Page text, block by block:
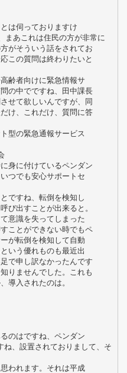
は伺っておりますけ
まあこれは住民の方が非常に
がそういう話をされてお
この質問は終わりたいと
齢者向けに緊急情報サ
の中でですね、田中課長
せて欲しいんですが、同
け、これだけ、質問に答
型の緊急通報サービス
身に付けているペンダン
つでも安心サポートセ
ですね、転倒を検知し
び出すことが出来ると。
意識を失ってしまった
ことができない時でもペ
が転倒を検知して自動
いう優れものも最近出
で申し訳なかったんです
りませんでした。これも
導入されたのは。
のはですね、ペンダン
、設置されておりまして、そ
われます。それは平成